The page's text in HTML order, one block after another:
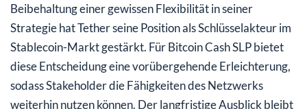
Beibehaltung einer gewissen Flexibilität in seiner
Strategie hat Tether seine Position als Schlüsselakteur im
Stablecoin-Markt gestärkt. Für Bitcoin Cash SLP bietet
diese Entscheidung eine vorübergehende Erleichterung,
sodass Stakeholder die Fähigkeiten des Netzwerks
weiterhin nutzen können. Der langfristige Ausblick bleibt